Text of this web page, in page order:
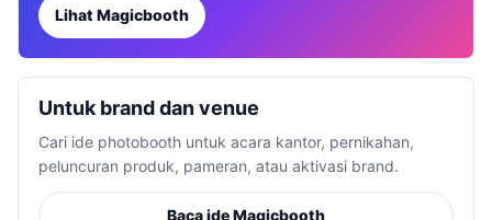
Lihat Magicbooth
Untuk brand dan venue
Cari ide photobooth untuk acara kantor, pernikahan,
peluncuran produk, pameran, atau aktivasi brand.
Baca ide Magicbooth